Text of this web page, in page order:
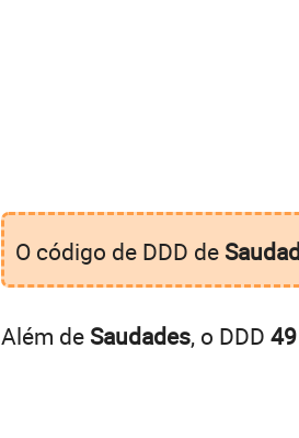
O código de DDD de
Além de Saudades, o DDD 49